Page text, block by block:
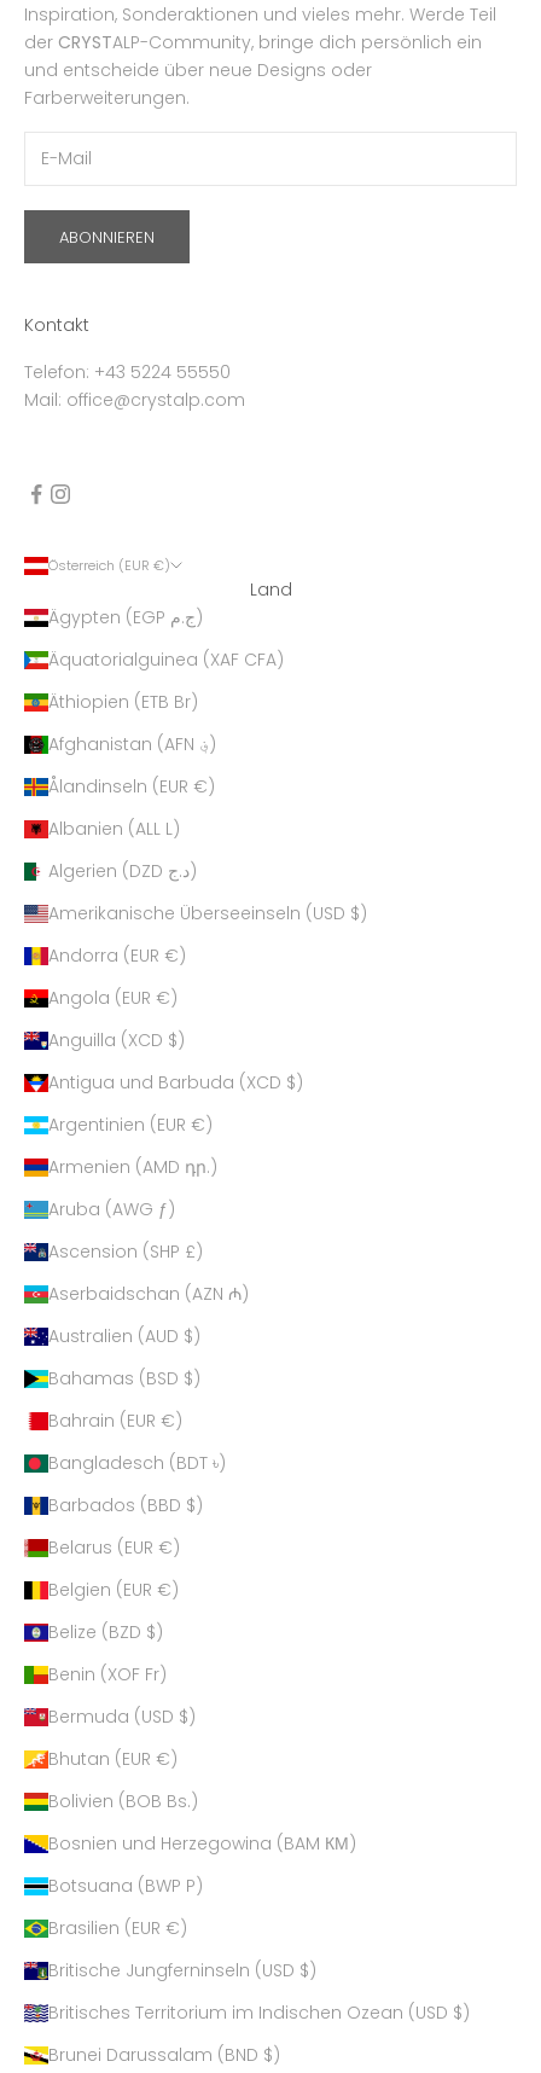
Inspiration, Sonderaktionen und vieles mehr. Werde Teil
der CRYSTALP-Community, bringe dich persönlich ein
und entscheide über neue Designs oder
Farberweiterungen.
ABONNIEREN
Kontakt
Telefon: +43 5224 55550
Mail: office@crystalp.com
Österreich (EUR €)
Land
Ägypten (EGP ج.م)
Äquatorialguinea (XAF CFA)
Äthiopien (ETB Br)
Afghanistan (AFN ؋)
Ålandinseln (EUR €)
Albanien (ALL L)
Algerien (DZD د.ج)
Amerikanische Überseeinseln (USD $)
Andorra (EUR €)
Angola (EUR €)
Anguilla (XCD $)
Antigua und Barbuda (XCD $)
Argentinien (EUR €)
Armenien (AMD դր.)
Aruba (AWG ƒ)
Ascension (SHP £)
Aserbaidschan (AZN ₼)
Australien (AUD $)
Bahamas (BSD $)
Bahrain (EUR €)
Bangladesch (BDT ৳)
Barbados (BBD $)
Belarus (EUR €)
Belgien (EUR €)
Belize (BZD $)
Benin (XOF Fr)
Bermuda (USD $)
Bhutan (EUR €)
Bolivien (BOB Bs.)
Bosnien und Herzegowina (BAM КМ)
Botsuana (BWP P)
Brasilien (EUR €)
Britische Jungferninseln (USD $)
Britisches Territorium im Indischen Ozean (USD $)
Brunei Darussalam (BND $)